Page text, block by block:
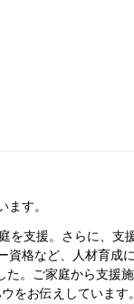
ます。
を支援。さらに、支
格など、人材育成
。ご家庭から支援
をお伝えしています。